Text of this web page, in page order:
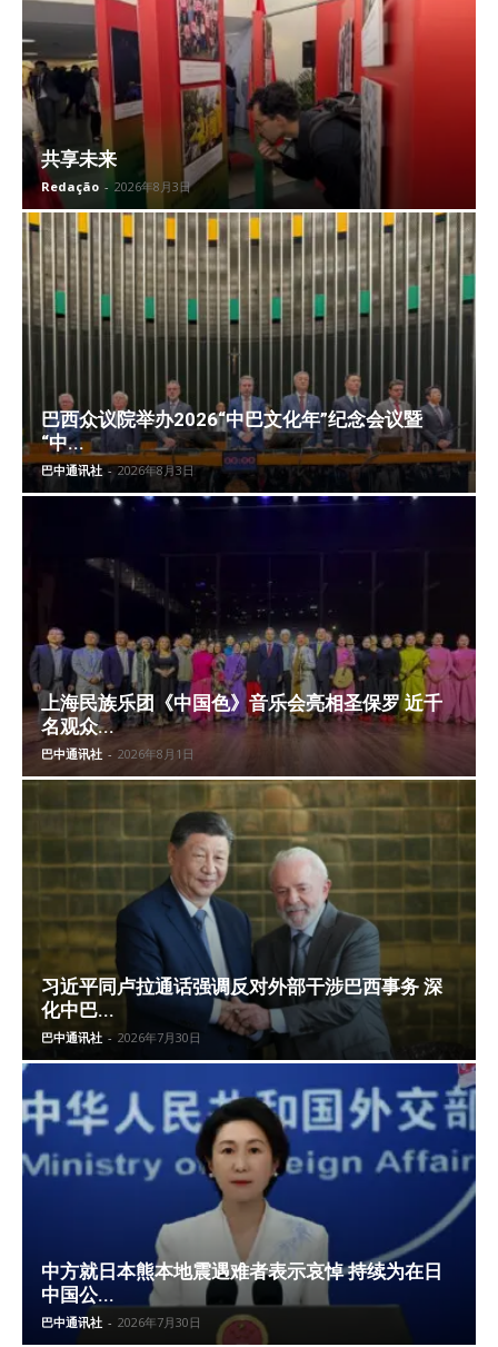
共享未来
Redação - 2026年8月3日
巴西众议院举办2026“中巴文化年”纪念会议暨
“中...
巴中通讯社 - 2026年8月3日
上海民族乐团《中国色》音乐会亮相圣保罗 近千
名观众...
巴中通讯社 - 2026年8月1日
习近平同卢拉通话强调反对外部干涉巴西事务 深
化中巴...
巴中通讯社 - 2026年7月30日
中方就日本熊本地震遇难者表示哀悼 持续为在日
中国公...
巴中通讯社 - 2026年7月30日